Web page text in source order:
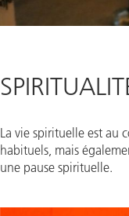
La vie spirituelle est au
habituels, mais
une pause spirituelle.